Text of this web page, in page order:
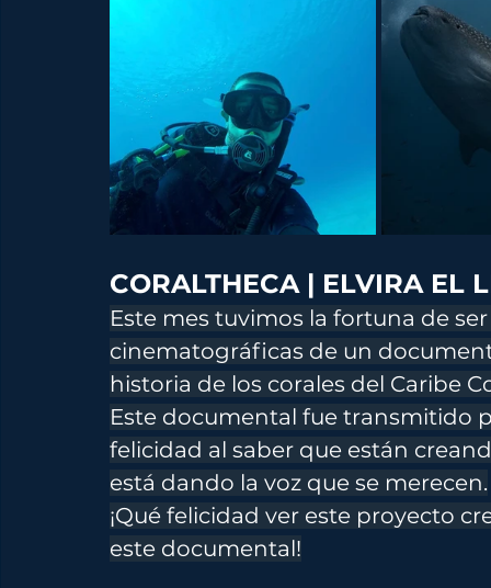
CORALTHECA | ELVIRA EL
Este mes tuvimos la fortuna de
cinematográficas de un
historia de los corales del Caribe
Este documental fue transmitido
felicidad al saber que están
está dando la voz que se merecen.
¡Qué felicidad ver este proyecto
este documental!